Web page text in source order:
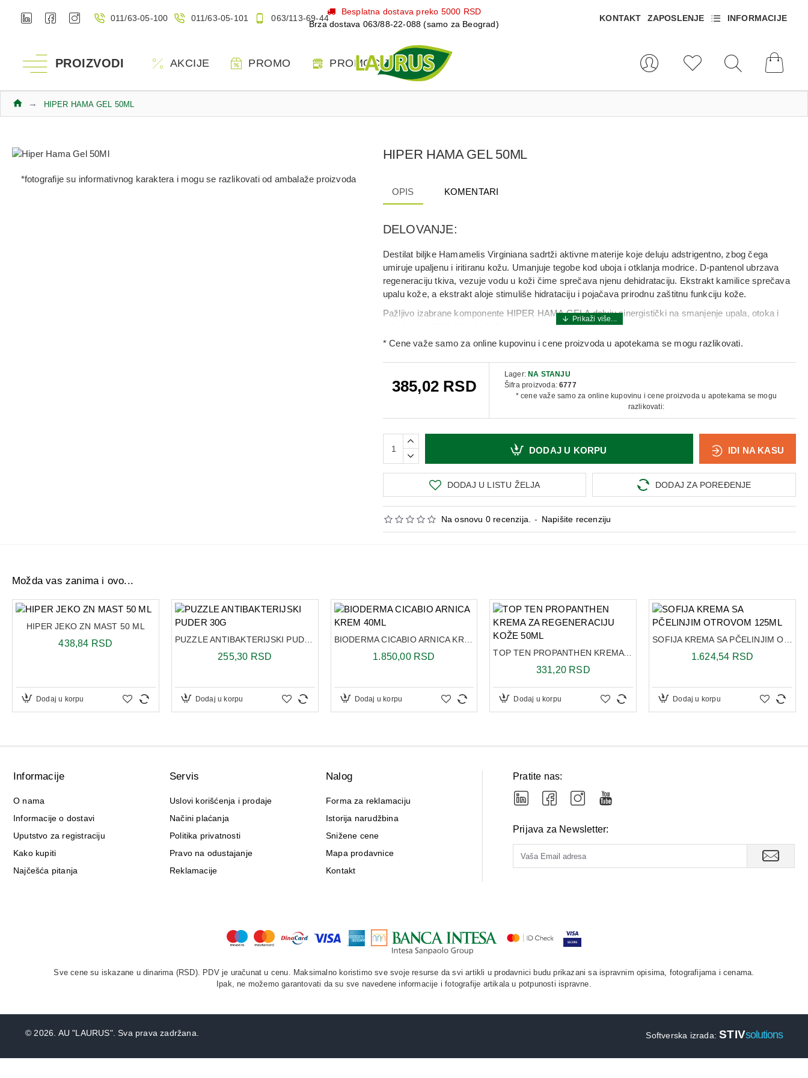
011/63-05-100 011/63-05-101 063/113-69-44
Besplatna dostava preko 5000 RSD
Brza dostava 063/88-22-088 (samo za Beograd)
KONTAKT ZAPOSLENJE INFORMACIJE
PROIZVODI AKCIJE PROMO PROMOCIJE
HIPER HAMA GEL 50ML
*fotografije su informativnog karaktera i mogu se razlikovati od ambalaže proizvoda
HIPER HAMA GEL 50ML
OPIS KOMENTARI
DELOVANJE:
Destilat biljke Hamamelis Virginiana sadrtži aktivne materije koje deluju adstrigentno, zbog čega
umiruje upaljenu i iritiranu kožu. Umanjuje tegobe kod uboja i otklanja modrice. D-pantenol ubrzava
regeneraciju tkiva, vezuje vodu u koži čime sprečava njenu dehidrataciju. Ekstrakt kamilice sprečava
upalu kože, a ekstrakt aloje stimuliše hidrataciju i pojačava prirodnu zaštitnu funkciju kože.
Pažljivo izabrane komponente HIPER HAMA GELA deluju sinergistički na smanjenje upala, otoka i
PREPORUČUJE SE KOD UPALA KOŽE NASTALIH ZBOG:
Preteranog znojenja
Opekotina od meduza
Brijanja i slično
Može se koristiti i umesto obloga kod uboja i modrica.
Posle nanošenja gel rashladjuje kožu i ne masti je.
SASTAV:
nanosi u debljem sloju na povređeno mesto, pe se preko toga stavlja zavoj.
NAČIN ČUVANJA:
Čuvati na temperaturi do 25ºC.
PAKOVANJE: 50ml
* Cene važe samo za online kupovinu i cene proizvoda u apotekama se mogu razlikovati.
Na osnovu 0 recenzija. - Napišite recenziju
385,02 RSD
Lager: NA STANJU
Šifra proizvoda: 6777
* cene važe samo za online kupovinu i cene proizvoda u apotekama se mogu
razlikovati:
DODAJ U KORPU IDI NA KASU
DODAJ U LISTU ŽELJA DODAJ ZA POREĐENJE
Možda vas zanima i ovo...
HIPER JEKO ZN MAST 50 ML
438,84 RSD
Dodaj u korpu
PUZZLE ANTIBAKTERIJSKI PUDER 30G
255,30 RSD
Dodaj u korpu
BIODERMA CICABIO ARNICA KREM 40ML
1.850,00 RSD
Dodaj u korpu
TOP TEN PROPANTHEN KREMA ZA REGENERACIJU KOŽE 50ML
331,20 RSD
Dodaj u korpu
SOFIJA KREMA SA PČELINJIM OTROVOM 125ML
1.624,54 RSD
Dodaj u korpu
Informacije
O nama
Informacije o dostavi
Uputstvo za registraciju
Kako kupiti
Najčešća pitanja
Servis
Uslovi korišćenja i prodaje
Načini plaćanja
Politika privatnosti
Pravo na odustajanje
Reklamacije
Nalog
Forma za reklamaciju
Istorija narudžbina
Snižene cene
Mapa prodavnice
Kontakt
Pratite nas:
Prijava za Newsletter:
Sve cene su iskazane u dinarima (RSD). PDV je uračunat u cenu. Maksimalno koristimo sve svoje resurse da svi artikli u prodavnici budu prikazani sa ispravnim opisima, fotografijama i cenama.
Ipak, ne možemo garantovati da su sve navedene informacije i fotografije artikala u potpunosti ispravne.
© 2026. AU "LAURUS". Sva prava zadržana. Softverska izrada:STIVsolutions